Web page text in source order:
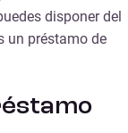
disponer del
un préstamo de